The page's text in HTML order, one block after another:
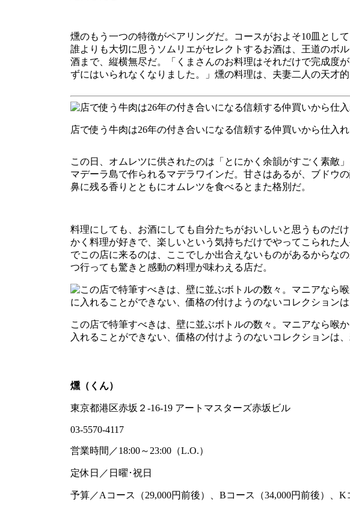
燻のもう一つの特徴がペアリングだ。コースがおよそ10皿とし
誰よりも大切に思うソムリエがセレクトするお酒は、王道のボ
酒まで、縦横無尽だ。「くまさんのお料理はそれだけで完成度
ずにはいられなくなりました。」燻の料理は、夫妻二人の天才
店で使う牛肉は26年の付き合いになる信頼する仲買いから仕入
この日、オムレツに供されたのは「とにかく余韻がすごく素敵
マデーラ島で作られるマデラワインだ。甘さはあるが、ブドウ
鼻に残る香りとともにオムレツを食べるとまた格別だ。
料理にしても、お酒にしても自分たちがおいしいと思うものだ
かく料理が好きで、楽しいという気持ちだけでやってこられた
でこの店に来るのは、ここでしか出合えないものがあるからな
つ行っても驚きと感動の料理が味わえる店だ。
この店で特筆すべきは、壁に並ぶボトルの数々。マニアなら喉
入れることができない、価格の付けようのないコレクションは
燻（くん）
東京都港区赤坂２-16-19 アートマスターズ赤坂ビル
03-5570-4117
営業時間／18:00～23:00（L.O.）
定休日／日曜･祝日
予算／Aコース（29,000円前後）、Bコース（34,000円前後）、